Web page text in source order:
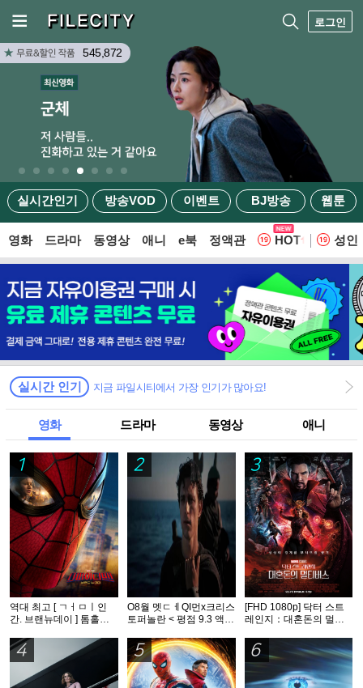
로그인
실시간인기 방송VOD 이벤트 BJ방송 웹툰
545,872
영화 드라마 동영상 애니 e북 정액관 HOT 웹
성인
실시간 인기 지금 파일시티에서 가장 인기가 많아요!
영화 드라마 동영상 애니
1
역대 최고 [ ㄱㅓㅁㅣ인
간. 브랜뉴데이 ] 톰홀랜
자막
2
O8월 멧ㄷㅔQI먼x크리스
토퍼놀란 < 평점 9.3 액션
3
[FHD 1080p] 닥터 스트
레인지：대혼돈의 멀티
4 5 6